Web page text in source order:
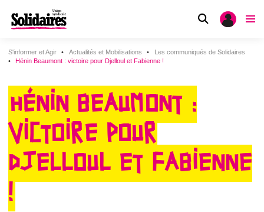
S'informer et Agir Actualités et Mobilisations
Les communiqués de Solidaires
Hénin Beaumont : victoire pour Djelloul et Fabienne !
HÉNIN BEAUMONT :
VICTOIRE POUR
DJELLOUL ET FABIENNE
!